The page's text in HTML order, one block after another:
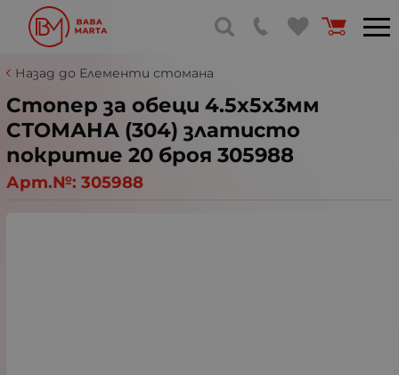
Назад до Елементи стомана
Стопер за обеци 4.5x5x3мм
СТОМАНА (304) златисто
покритие 20 броя 305988
Арт.№: 305988